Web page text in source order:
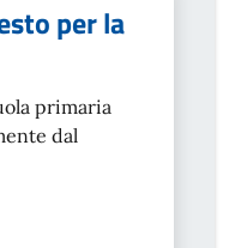
per la
primaria
dal